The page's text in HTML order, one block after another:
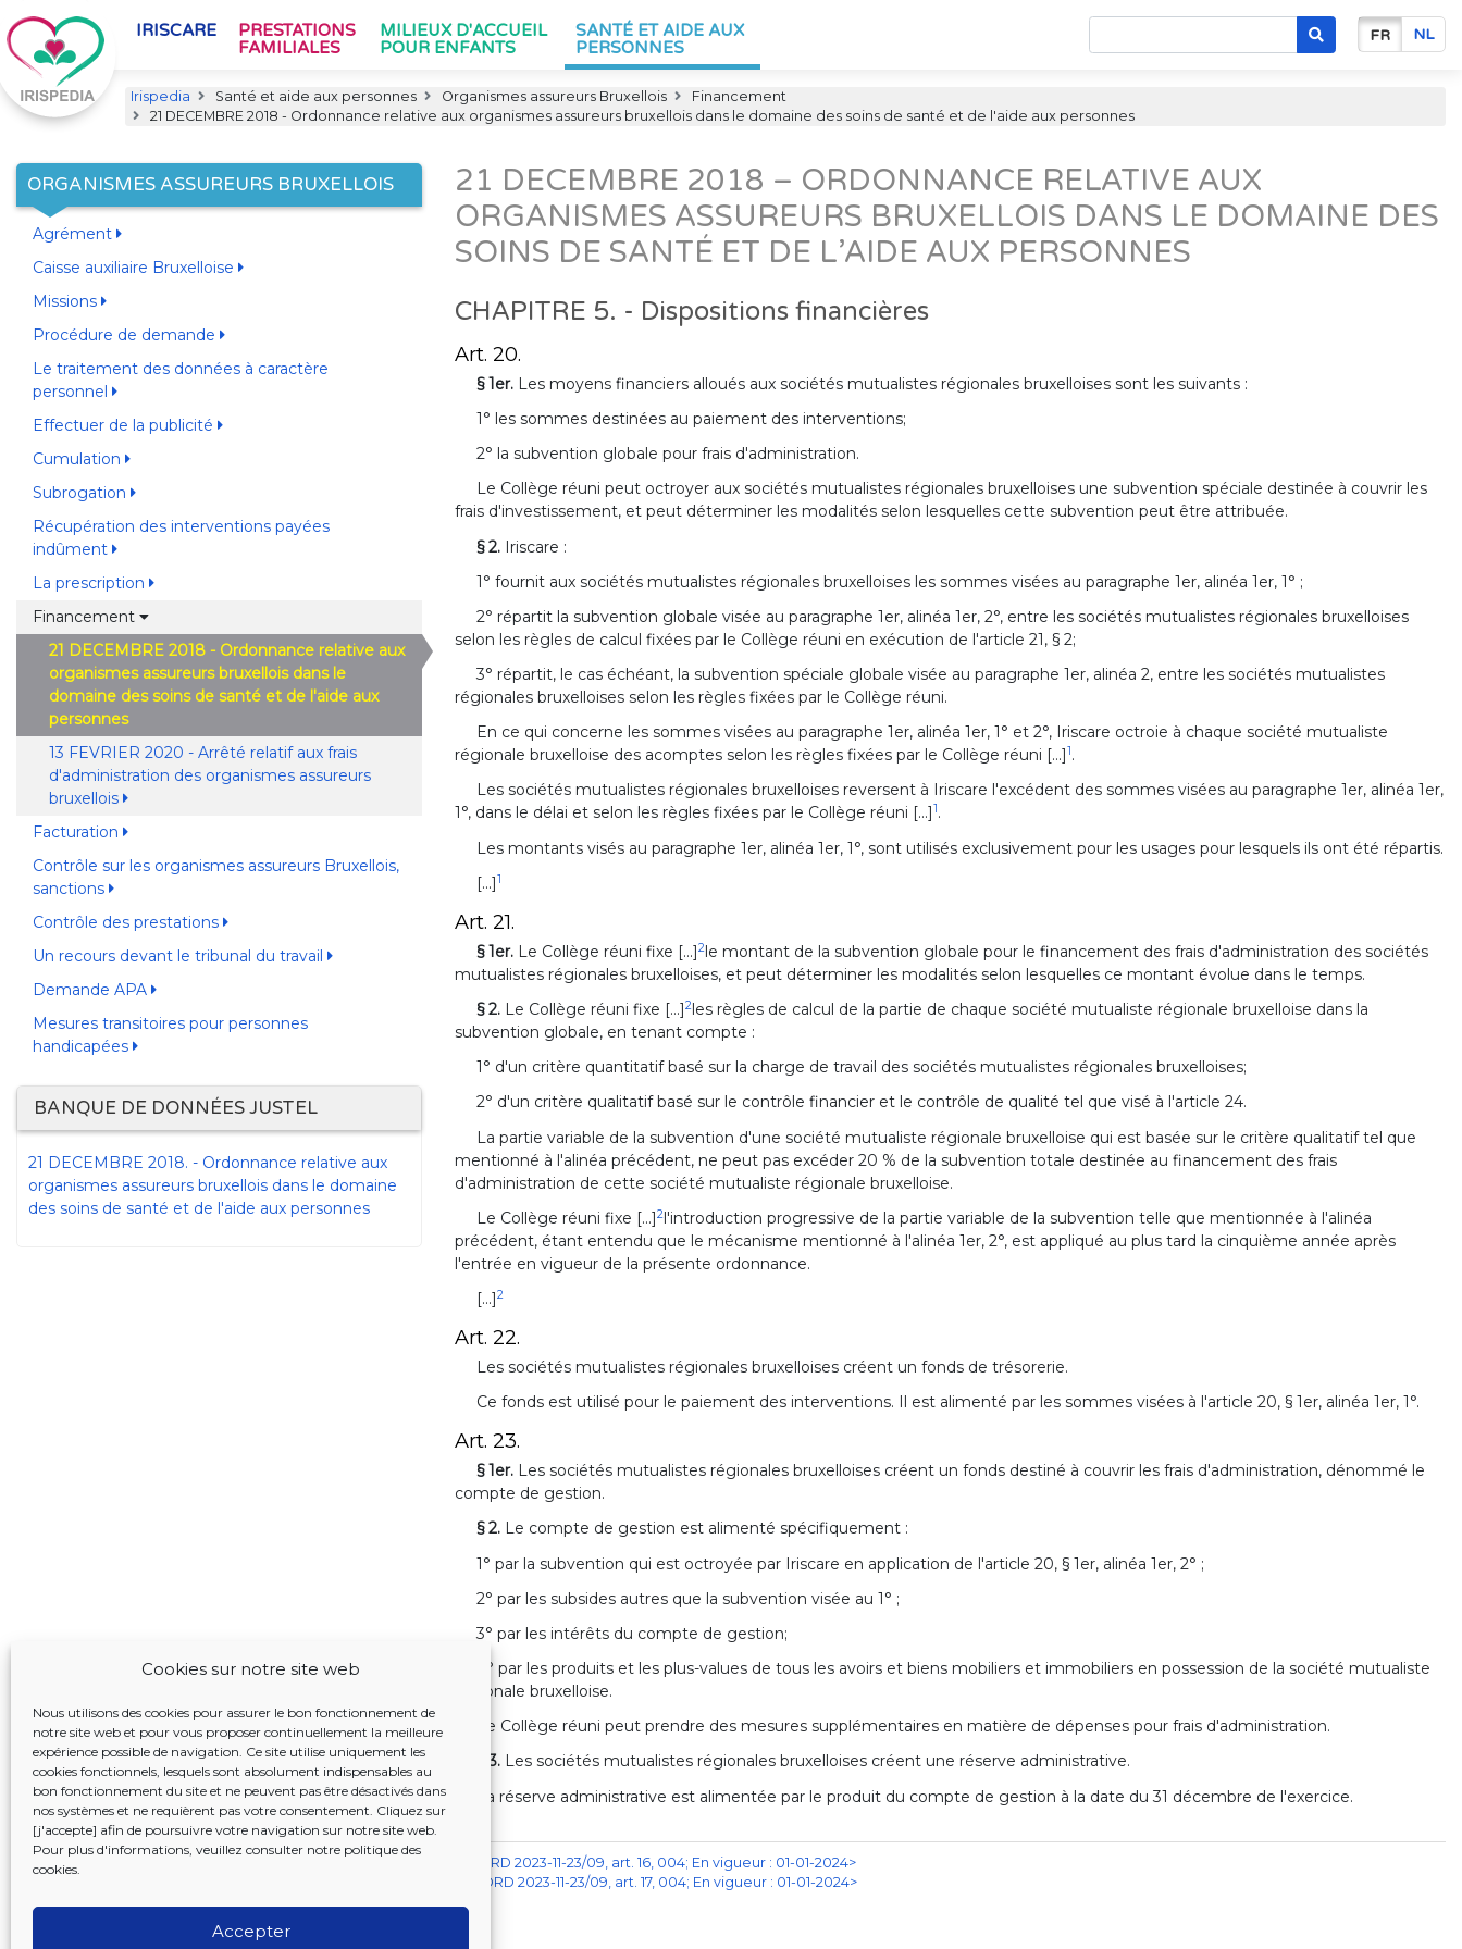
Cookies sur notre site web
Nous utilisons des cookies pour assurer le bon fonctionnement de
notre site web et pour vous proposer continuellement la meilleure
expérience possible de navigation. Ce site utilise uniquement les
cookies fonctionnels, lesquels sont absolument indispensables au
bon fonctionnement du site et ne peuvent pas être désactivés dans
nos systèmes et ne requièrent pas votre consentement. Cliquez sur
[j'accepte] afin de poursuivre votre navigation sur notre site web.
Pour plus d'informations, veuillez consulter notre politique des
cookies.
Accepter
IRISCARE
PRESTATIONS
FAMILIALES
MILIEUX D'ACCUEIL
POUR ENFANTS
SANTÉ ET AIDE AUX
PERSONNES
FR NL
Irispedia Santé et aide aux personnes Organismes assureurs Bruxellois
Financement
21 DECEMBRE 2018 - Ordonnance relative aux organismes assureurs bruxellois dans le domaine des soins de santé et de l'aide aux personnes
ORGANISMES ASSUREURS BRUXELLOIS
Agrément
Caisse auxiliaire Bruxelloise
Missions
Procédure de demande
Le traitement des données à caractère
personnel
Effectuer de la publicité
Cumulation
Subrogation
Récupération des interventions payées
indûment
La prescription
Financement
21 DECEMBRE 2018 - Ordonnance relative aux
organismes assureurs bruxellois dans le
domaine des soins de santé et de l'aide aux
personnes
13 FEVRIER 2020 - Arrêté relatif aux frais
d'administration des organismes assureurs
bruxellois
Facturation
Contrôle sur les organismes assureurs Bruxellois,
sanctions
Contrôle des prestations
Un recours devant le tribunal du travail
Demande APA
Mesures transitoires pour personnes
handicapées
BANQUE DE DONNÉES JUSTEL
21 DECEMBRE 2018. - Ordonnance relative aux
organismes assureurs bruxellois dans le domaine
des soins de santé et de l'aide aux personnes
21 DECEMBRE 2018 – ORDONNANCE RELATIVE AUX
ORGANISMES ASSUREURS BRUXELLOIS DANS LE DOMAINE DES
SOINS DE SANTÉ ET DE L’AIDE AUX PERSONNES
CHAPITRE 5. - Dispositions financières
Art. 20.
§ 1er. Les moyens financiers alloués aux sociétés mutualistes régionales bruxelloises sont les suivants :
1° les sommes destinées au paiement des interventions;
2° la subvention globale pour frais d'administration.
Le Collège réuni peut octroyer aux sociétés mutualistes régionales bruxelloises une subvention spéciale destinée à couvrir les
frais d'investissement, et peut déterminer les modalités selon lesquelles cette subvention peut être attribuée.
§ 2. Iriscare :
1° fournit aux sociétés mutualistes régionales bruxelloises les sommes visées au paragraphe 1er, alinéa 1er, 1° ;
2° répartit la subvention globale visée au paragraphe 1er, alinéa 1er, 2°, entre les sociétés mutualistes régionales bruxelloises
selon les règles de calcul fixées par le Collège réuni en exécution de l'article 21, § 2;
3° répartit, le cas échéant, la subvention spéciale globale visée au paragraphe 1er, alinéa 2, entre les sociétés mutualistes
régionales bruxelloises selon les règles fixées par le Collège réuni.
En ce qui concerne les sommes visées au paragraphe 1er, alinéa 1er, 1° et 2°, Iriscare octroie à chaque société mutualiste
régionale bruxelloise des acomptes selon les règles fixées par le Collège réuni [...]1.
Les sociétés mutualistes régionales bruxelloises reversent à Iriscare l'excédent des sommes visées au paragraphe 1er, alinéa 1er,
1°, dans le délai et selon les règles fixées par le Collège réuni [...] 1.
Les montants visés au paragraphe 1er, alinéa 1er, 1°, sont utilisés exclusivement pour les usages pour lesquels ils ont été répartis.
[...]1
Art. 21.
§ 1er. Le Collège réuni fixe [...]2le montant de la subvention globale pour le financement des frais d'administration des sociétés
mutualistes régionales bruxelloises, et peut déterminer les modalités selon lesquelles ce montant évolue dans le temps.
§ 2. Le Collège réuni fixe [...]2les règles de calcul de la partie de chaque société mutualiste régionale bruxelloise dans la
subvention globale, en tenant compte :
1° d'un critère quantitatif basé sur la charge de travail des sociétés mutualistes régionales bruxelloises;
2° d'un critère qualitatif basé sur le contrôle financier et le contrôle de qualité tel que visé à l'article 24.
La partie variable de la subvention d'une société mutualiste régionale bruxelloise qui est basée sur le critère qualitatif tel que
mentionné à l'alinéa précédent, ne peut pas excéder 20 % de la subvention totale destinée au financement des frais
d'administration de cette société mutualiste régionale bruxelloise.
Le Collège réuni fixe [...]2l'introduction progressive de la partie variable de la subvention telle que mentionnée à l'alinéa
précédent, étant entendu que le mécanisme mentionné à l'alinéa 1er, 2°, est appliqué au plus tard la cinquième année après
l'entrée en vigueur de la présente ordonnance.
[...]2
Art. 22.
Les sociétés mutualistes régionales bruxelloises créent un fonds de trésorerie.
Ce fonds est utilisé pour le paiement des interventions. Il est alimenté par les sommes visées à l'article 20, § 1er, alinéa 1er, 1°.
Art. 23.
§ 1er. Les sociétés mutualistes régionales bruxelloises créent un fonds destiné à couvrir les frais d'administration, dénommé le
compte de gestion.
§ 2. Le compte de gestion est alimenté spécifiquement :
1° par la subvention qui est octroyée par Iriscare en application de l'article 20, § 1er, alinéa 1er, 2° ;
2° par les subsides autres que la subvention visée au 1° ;
3° par les intérêts du compte de gestion;
4° par les produits et les plus-values de tous les avoirs et biens mobiliers et immobiliers en possession de la société mutualiste
régionale bruxelloise.
Le Collège réuni peut prendre des mesures supplémentaires en matière de dépenses pour frais d'administration.
§ 3. Les sociétés mutualistes régionales bruxelloises créent une réserve administrative.
La réserve administrative est alimentée par le produit du compte de gestion à la date du 31 décembre de l'exercice.
<ORD 2023-11-23/09, art. 16, 004; En vigueur : 01-01-2024>
<ORD 2023-11-23/09, art. 17, 004; En vigueur : 01-01-2024>